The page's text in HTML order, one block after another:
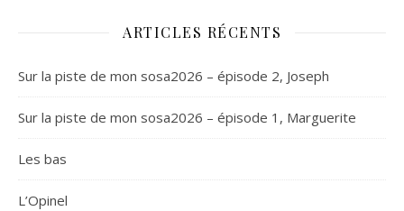
ARTICLES RÉCENTS
Sur la piste de mon sosa2026 – épisode 2, Joseph
Sur la piste de mon sosa2026 – épisode 1, Marguerite
Les bas
L’Opinel